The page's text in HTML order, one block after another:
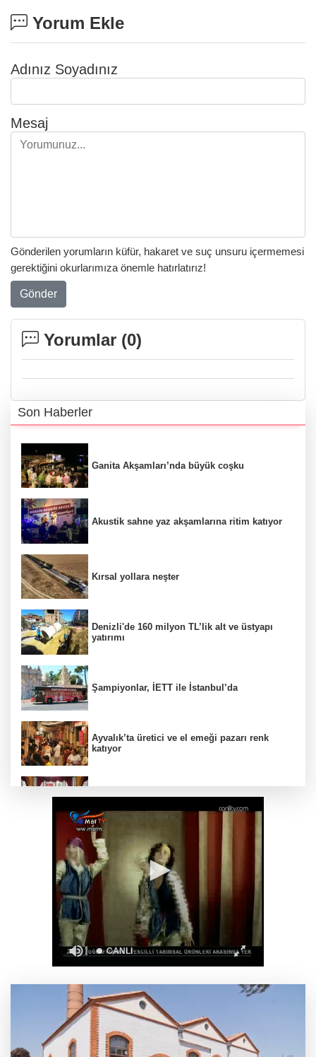
Yorum Ekle
Adınız Soyadınız
Mesaj
Gönderilen yorumların küfür, hakaret ve suç unsuru içermemesi
gerektiğini okurlarımıza önemle hatırlatırız!
Gönder
Yorumlar (0)
Son Haberler
Ganita Akşamları’nda büyük coşku
Akustik sahne yaz akşamlarına ritim katıyor
Kırsal yollara neşter
Denizli'de 160 milyon TL’lik alt ve üstyapı
yatırımı
Şampiyonlar, İETT ile İstanbul’da
Ayvalık’ta üretici ve el emeği pazarı renk
katıyor
İpsala OSB'nin gelişimi için kritik ziyaret
Bursa Büyükşehir Harmancık’ta da yolları
Ağrı'da toplu sünnet şöleni